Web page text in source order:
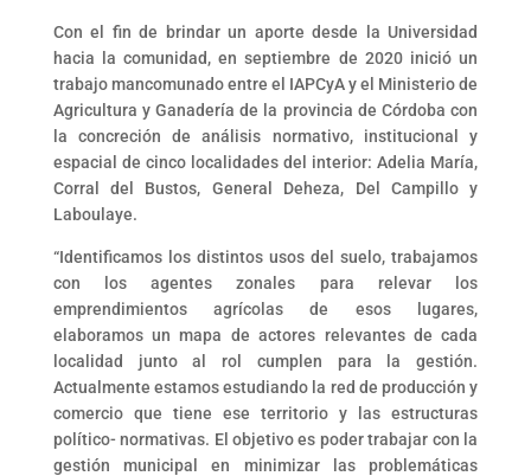
Con el fin de brindar un aporte desde la Universidad
hacia la comunidad, en septiembre de 2020 inició un
trabajo mancomunado entre el IAPCyA y el Ministerio de
Agricultura y Ganadería de la provincia de Córdoba con
la concreción de análisis normativo, institucional y
espacial de cinco localidades del interior: Adelia María,
Corral del Bustos, General Deheza, Del Campillo y
Laboulaye.
“Identificamos los distintos usos del suelo, trabajamos
con los agentes zonales para relevar los
emprendimientos agrícolas de esos lugares,
elaboramos un mapa de actores relevantes de cada
localidad junto al rol cumplen para la gestión.
Actualmente estamos estudiando la red de producción y
comercio que tiene ese territorio y las estructuras
político- normativas. El objetivo es poder trabajar con la
gestión municipal en minimizar las problemáticas